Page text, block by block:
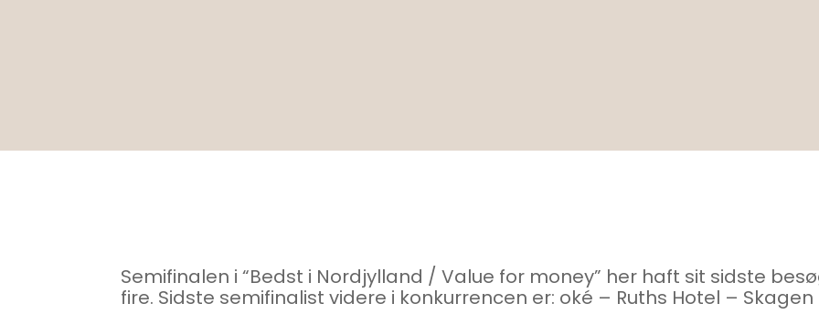
Semifinalen i “Bedst i Nordjylland / Value for money” her haft sit sidste
fire. Sidste semifinalist videre i konkurrencen er: oké – Ruths Hotel – Skagen